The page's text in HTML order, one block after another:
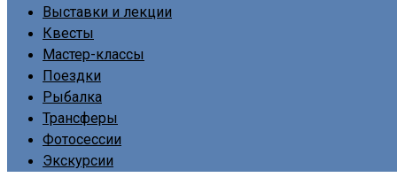
Выставки и лекции
Квесты
Мастер-классы
Поездки
Рыбалка
Трансферы
Фотосессии
Экскурсии